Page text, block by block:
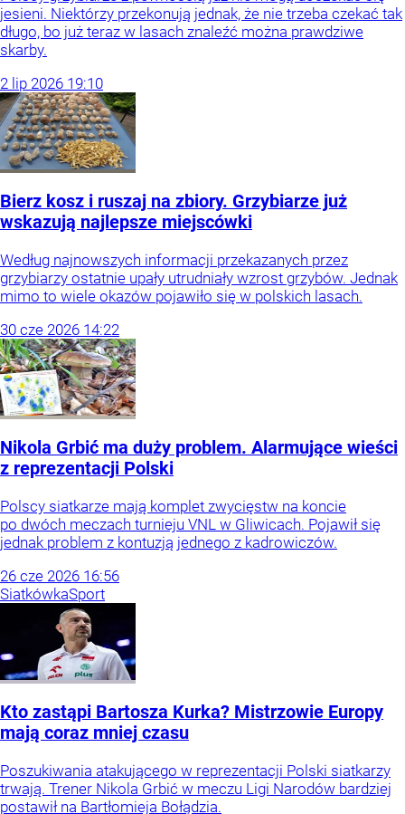
jesieni. Niektórzy przekonują jednak, że nie trzeba czekać tak
długo, bo już teraz w lasach znaleźć można prawdziwe
skarby.
2 lip 2026 19:10
Bierz kosz i ruszaj na zbiory. Grzybiarze już
wskazują najlepsze miejscówki
Według najnowszych informacji przekazanych przez
grzybiarzy ostatnie upały utrudniały wzrost grzybów. Jednak
mimo to wiele okazów pojawiło się w polskich lasach.
30 cze 2026 14:22
Nikola Grbić ma duży problem. Alarmujące wieści
z reprezentacji Polski
Polscy siatkarze mają komplet zwycięstw na koncie
po dwóch meczach turnieju VNL w Gliwicach. Pojawił się
jednak problem z kontuzją jednego z kadrowiczów.
26 cze 2026 16:56
SiatkówkaSport
Kto zastąpi Bartosza Kurka? Mistrzowie Europy
mają coraz mniej czasu
Poszukiwania atakującego w reprezentacji Polski siatkarzy
trwają. Trener Nikola Grbić w meczu Ligi Narodów bardziej
postawił na Bartłomieja Bołądzia.